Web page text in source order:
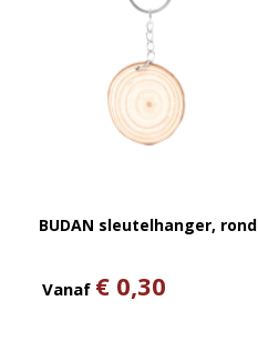
BUDAN sleutelhanger, rond
Vanaf € 0,30